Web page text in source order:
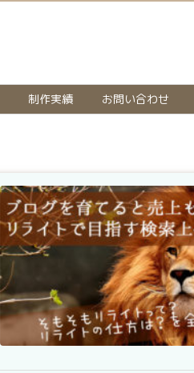
制作実績 お問い合わせ